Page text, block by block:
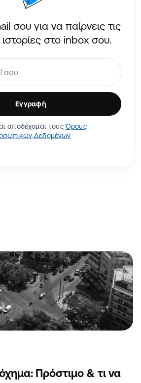
σου για να παίρνεις τις
στο inbox σου.
Εγγραφή
αποδέχομαι τουςΌρους
Δεδομένων
Πρόστιμο & τι να